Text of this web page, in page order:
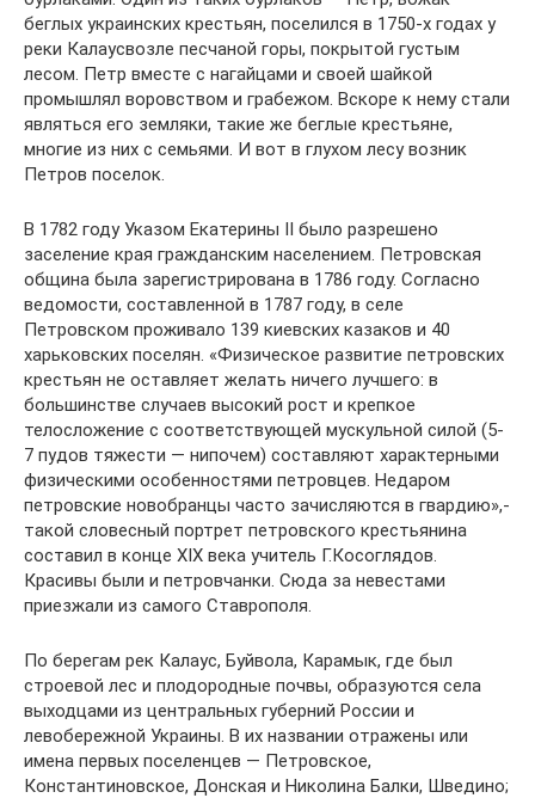
беглых украинских крестьян, поселился в 1750-х годах у
реки Калаусвозле песчаной горы, покрытой густым
лесом. Петр вместе с нагайцами и своей шайкой
промышлял воровством и грабежом. Вскоре к нему стали
являться его земляки, такие же беглые крестьяне,
многие из них с семьями. И вот в глухом лесу возник
Петров поселок.
В 1782 году Указом Екатерины II было разрешено
заселение края гражданским населением. Петровская
община была зарегистрирована в 1786 году. Согласно
ведомости, составленной в 1787 году, в селе
Петровском проживало 139 киевских казаков и 40
харьковских поселян. «Физическое развитие петровских
крестьян не оставляет желать ничего лучшего: в
большинстве случаев высокий рост и крепкое
телосложение с соответствующей мускульной силой (5-
7 пудов тяжести — нипочем) составляют характерными
физическими особенностями петровцев. Недаром
петровские новобранцы часто зачисляются в гвардию»,-
такой словесный портрет петровского крестьянина
составил в конце XIX века учитель Г.Косоглядов.
Красивы были и петровчанки. Сюда за невестами
приезжали из самого Ставрополя.
По берегам рек Калаус, Буйвола, Карамык, где был
строевой лес и плодородные почвы, образуются села
выходцами из центральных губерний России и
левобережной Украины. В их названии отражены или
имена первых поселенцев — Петровское,
Константиновское, Донская и Николина Балки, Шведино;